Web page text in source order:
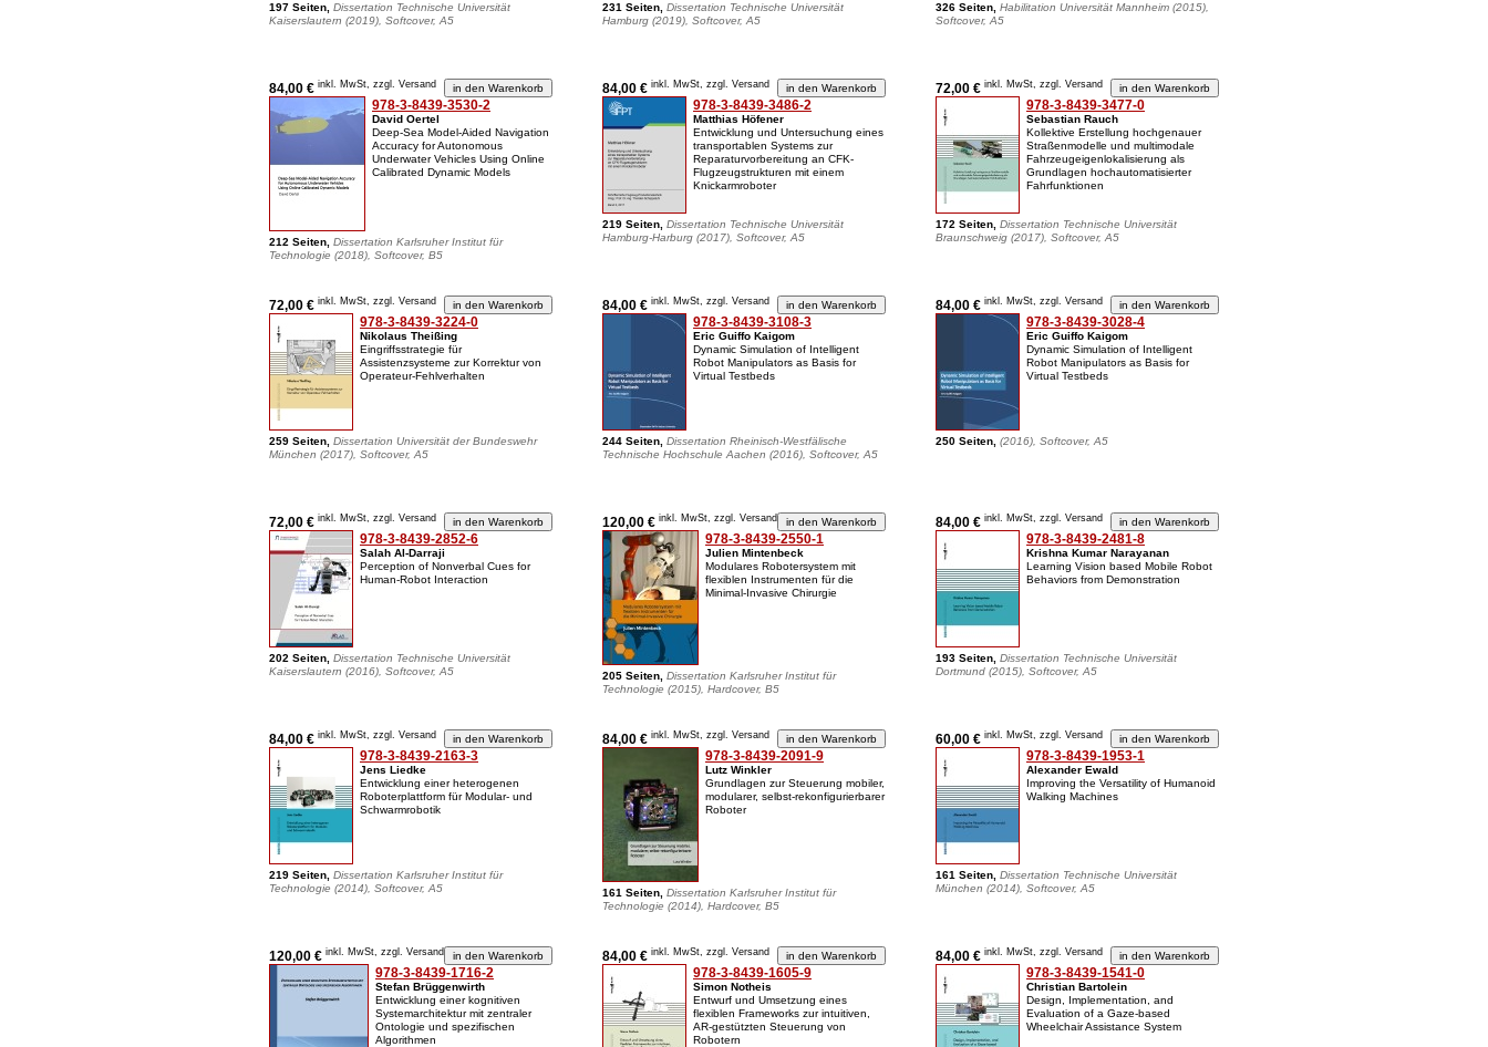
197 Seiten, Dissertation Technische Universität
Kaiserslautern (2019), Softcover, A5
84,00 € inkl. MwSt, zzgl. Versand
978-3-8439-3530-2
David Oertel
Deep-Sea Model-Aided Navigation
Accuracy for Autonomous
Underwater Vehicles Using Online
Calibrated Dynamic Models
212 Seiten, Dissertation Karlsruher Institut für
Technologie (2018), Softcover, B5
72,00 € inkl. MwSt, zzgl. Versand
978-3-8439-3224-0
Nikolaus Theißing
Eingriffsstrategie für
Assistenzsysteme zur Korrektur von
Operateur-Fehlverhalten
259 Seiten, Dissertation Universität der Bundeswehr
München (2017), Softcover, A5
72,00 € inkl. MwSt, zzgl. Versand
978-3-8439-2852-6
Salah Al-Darraji
Perception of Nonverbal Cues for
Human-Robot Interaction
202 Seiten, Dissertation Technische Universität
Kaiserslautern (2016), Softcover, A5
84,00 € inkl. MwSt, zzgl. Versand
978-3-8439-2163-3
Jens Liedke
Entwicklung einer heterogenen
Roboterplattform für Modular- und
Schwarmrobotik
219 Seiten, Dissertation Karlsruher Institut für
Technologie (2014), Softcover, A5
120,00 € inkl. MwSt, zzgl. Versand
978-3-8439-1716-2
Stefan Brüggenwirth
Entwicklung einer kognitiven
Systemarchitektur mit zentraler
Ontologie und spezifischen
Algorithmen
231 Seiten, Dissertation Technische Universität
Hamburg (2019), Softcover, A5
84,00 € inkl. MwSt, zzgl. Versand
978-3-8439-3486-2
Matthias Höfener
Entwicklung und Untersuchung eines
transportablen Systems zur
Reparaturvorbereitung an CFK-
Flugzeugstrukturen mit einem
Knickarmroboter
219 Seiten, Dissertation Technische Universität
Hamburg-Harburg (2017), Softcover, A5
84,00 € inkl. MwSt, zzgl. Versand
978-3-8439-3108-3
Eric Guiffo Kaigom
Dynamic Simulation of Intelligent
Robot Manipulators as Basis for
Virtual Testbeds
244 Seiten, Dissertation Rheinisch-Westfälische
Technische Hochschule Aachen (2016), Softcover, A5
120,00 € inkl. MwSt, zzgl. Versand
978-3-8439-2550-1
Julien Mintenbeck
Modulares Robotersystem mit
flexiblen Instrumenten für die
Minimal-Invasive Chirurgie
205 Seiten, Dissertation Karlsruher Institut für
Technologie (2015), Hardcover, B5
84,00 € inkl. MwSt, zzgl. Versand
978-3-8439-2091-9
Lutz Winkler
Grundlagen zur Steuerung mobiler,
modularer, selbst-rekonfigurierbarer
Roboter
161 Seiten, Dissertation Karlsruher Institut für
Technologie (2014), Hardcover, B5
84,00 € inkl. MwSt, zzgl. Versand
978-3-8439-1605-9
Simon Notheis
Entwurf und Umsetzung eines
flexiblen Frameworks zur intuitiven,
AR-gestützten Steuerung von
Robotern
326 Seiten, Habilitation Universität Mannheim (2015),
Softcover, A5
72,00 € inkl. MwSt, zzgl. Versand
978-3-8439-3477-0
Sebastian Rauch
Kollektive Erstellung hochgenauer
Straßenmodelle und multimodale
Fahrzeugeigenlokalisierung als
Grundlagen hochautomatisierter
Fahrfunktionen
172 Seiten, Dissertation Technische Universität
Braunschweig (2017), Softcover, A5
84,00 € inkl. MwSt, zzgl. Versand
978-3-8439-3028-4
Eric Guiffo Kaigom
Dynamic Simulation of Intelligent
Robot Manipulators as Basis for
Virtual Testbeds
250 Seiten, (2016), Softcover, A5
84,00 € inkl. MwSt, zzgl. Versand
978-3-8439-2481-8
Krishna Kumar Narayanan
Learning Vision based Mobile Robot
Behaviors from Demonstration
193 Seiten, Dissertation Technische Universität
Dortmund (2015), Softcover, A5
60,00 € inkl. MwSt, zzgl. Versand
978-3-8439-1953-1
Alexander Ewald
Improving the Versatility of Humanoid
Walking Machines
161 Seiten, Dissertation Technische Universität
München (2014), Softcover, A5
84,00 € inkl. MwSt, zzgl. Versand
978-3-8439-1541-0
Christian Bartolein
Design, Implementation, and
Evaluation of a Gaze-based
Wheelchair Assistance System